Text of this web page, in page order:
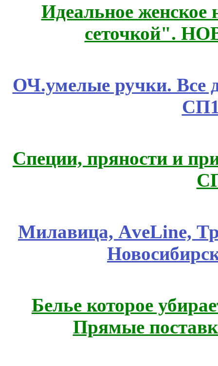
Идеальное женское
сеточкой".
ОЧ.умелые ручки. Все
Специи, пряности и
Милавица, АveLine,
Белье которое
Прямые